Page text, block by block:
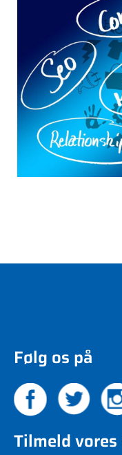
Følg os på
Tilmeld